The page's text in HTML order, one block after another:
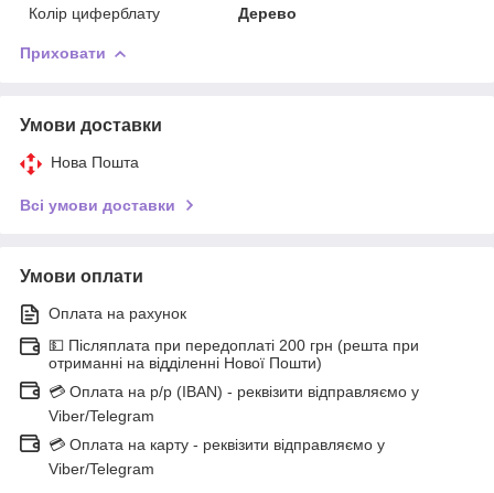
Колір циферблату
Дерево
Приховати
Умови доставки
Нова Пошта
Всі умови доставки
Умови оплати
Оплата на рахунок
💵 Післяплата при передоплаті 200 грн (решта при
отриманні на відділенні Нової Пошти)
💳 Оплата на р/р (IBAN) - реквізити відправляємо у
Viber/Telegram
💳 Оплата на карту - реквізити відправляємо у
Viber/Telegram